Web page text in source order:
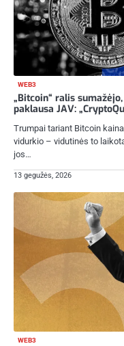
WEB3
„Bitcoin“ ralis
paklausa JAV:
Trumpai tariant Bitcoin
vidurkio – vidutinės to
jos…
13 gegužės, 2026
WEB3